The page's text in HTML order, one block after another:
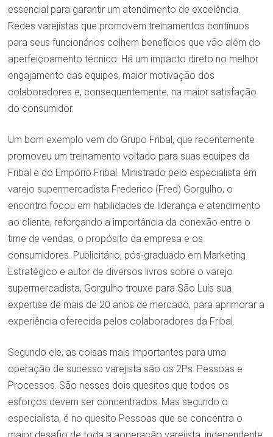
essencial para garantir um atendimento de excelência.
Redes varejistas que promovem treinamentos contínuos
para seus funcionários colhem benefícios que vão além do
aperfeiçoamento técnico: Há um impacto direto no melhor
engajamento das equipes, maior motivação dos
colaboradores e, consequentemente, na maior satisfação
do consumidor.
Um bom exemplo vem do Grupo Fribal, que recentemente
promoveu um treinamento voltado para suas equipes da
Fribal e do Empório Fribal. Ministrado pelo especialista em
varejo supermercadista Frederico (Fred) Gorgulho, o
encontro focou em habilidades de liderança e atendimento
ao cliente, reforçando a importância da conexão entre o
time de vendas, o propósito da empresa e os
consumidores. Publicitário, pós-graduado em Marketing
Estratégico e autor de diversos livros sobre o varejo
supermercadista, Gorgulho trouxe para São Luís sua
expertise de mais de 20 anos de mercado, para aprimorar a
experiência oferecida pelos colaboradores da Fribal.
Segundo ele, as coisas mais importantes para uma
operação de sucesso varejista são os 2Ps: Pessoas e
Processos. São nesses dois quesitos que todos os
esforços devem ser concentrados. Mas segundo o
especialista, é no quesito Pessoas que se concentra o